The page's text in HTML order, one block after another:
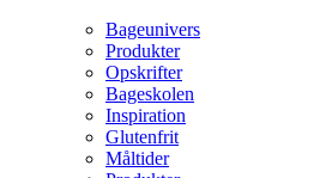
Bageunivers
Produkter
Opskrifter
Bageskolen
Inspiration
Glutenfrit
Måltider